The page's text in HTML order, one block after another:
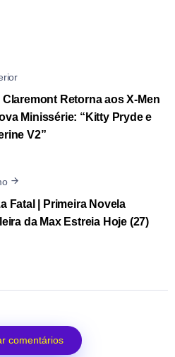
Retorna aos X-Men
Minissérie: “Kitty Pryde e
V2”
Fatal | Primeira Novela
da Max Estreia Hoje (27)
comentários